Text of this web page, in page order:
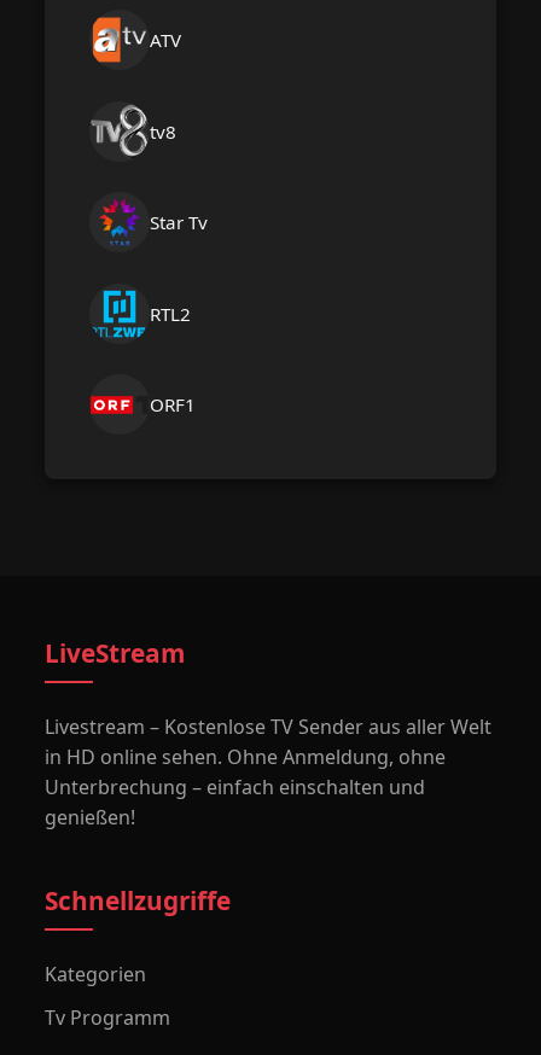
ATV
tv8
Star Tv
RTL2
ORF1
LiveStream
Livestream – Kostenlose TV Sender aus aller Welt
in HD online sehen. Ohne Anmeldung, ohne
Unterbrechung – einfach einschalten und
genießen!
Schnellzugriffe
Kategorien
Tv Programm